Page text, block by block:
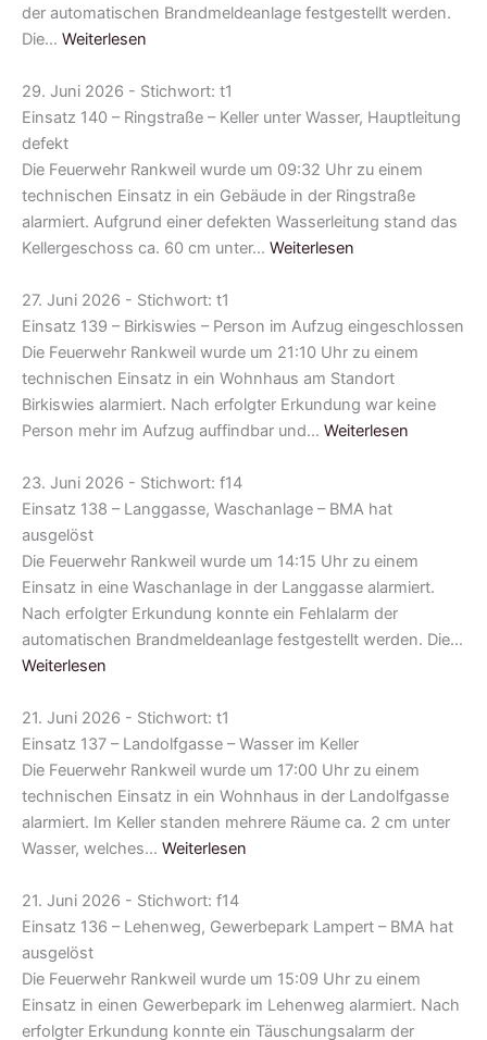
der automatischen Brandmeldeanlage festgestellt werden.
Die… Weiterlesen
29. Juni 2026 - Stichwort: t1
Einsatz 140 – Ringstraße – Keller unter Wasser, Hauptleitung
defekt
Die Feuerwehr Rankweil wurde um 09:32 Uhr zu einem
technischen Einsatz in ein Gebäude in der Ringstraße
alarmiert. Aufgrund einer defekten Wasserleitung stand das
Kellergeschoss ca. 60 cm unter… Weiterlesen
27. Juni 2026 - Stichwort: t1
Einsatz 139 – Birkiswies – Person im Aufzug eingeschlossen
Die Feuerwehr Rankweil wurde um 21:10 Uhr zu einem
technischen Einsatz in ein Wohnhaus am Standort
Birkiswies alarmiert. Nach erfolgter Erkundung war keine
Person mehr im Aufzug auffindbar und… Weiterlesen
23. Juni 2026 - Stichwort: f14
Einsatz 138 – Langgasse, Waschanlage – BMA hat
ausgelöst
Die Feuerwehr Rankweil wurde um 14:15 Uhr zu einem
Einsatz in eine Waschanlage in der Langgasse alarmiert.
Nach erfolgter Erkundung konnte ein Fehlalarm der
automatischen Brandmeldeanlage festgestellt werden. Die…
Weiterlesen
21. Juni 2026 - Stichwort: t1
Einsatz 137 – Landolfgasse – Wasser im Keller
Die Feuerwehr Rankweil wurde um 17:00 Uhr zu einem
technischen Einsatz in ein Wohnhaus in der Landolfgasse
alarmiert. Im Keller standen mehrere Räume ca. 2 cm unter
Wasser, welches… Weiterlesen
21. Juni 2026 - Stichwort: f14
Einsatz 136 – Lehenweg, Gewerbepark Lampert – BMA hat
ausgelöst
Die Feuerwehr Rankweil wurde um 15:09 Uhr zu einem
Einsatz in einen Gewerbepark im Lehenweg alarmiert. Nach
erfolgter Erkundung konnte ein Täuschungsalarm der